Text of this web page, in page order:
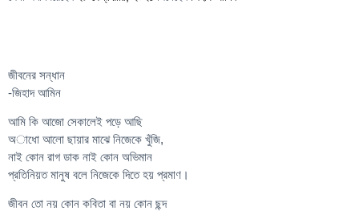
জীবনের সন্ধান
-জিহাদ আমিন
আমি কি আজো সেকালেই পড়ে আছি
অাধো আলো ছায়ার মাঝে নিজেকে খুঁজি,
নাই কোন রাগ ডাক নাই কোন অভিমান
প্রতিনিয়ত মানুষ বলে নিজেকে দিতে হয় প্রমাণ।
জীবন তো নয় কোন কবিতা বা নয় কোন ছন্দ